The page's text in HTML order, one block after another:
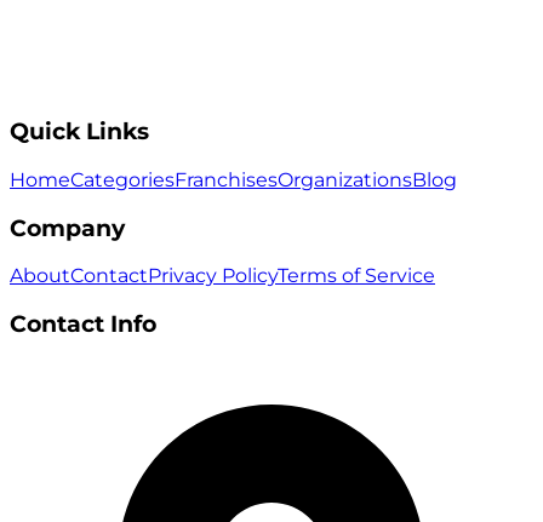
Quick Links
HomeCategoriesFranchisesOrganizationsBlog
Company
AboutContactPrivacy PolicyTerms of Service
Contact Info